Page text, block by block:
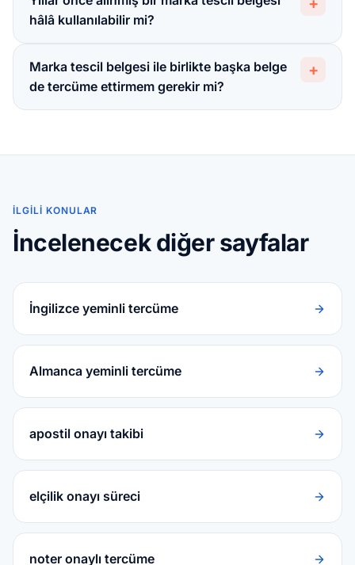
hâlâ kullanılabilir mi?
Marka tescil belgesi ile birlikte başka belge
de tercüme ettirmem gerekir mi?
+
İLGILI KONULAR
İncelenecek diğer sayfalar
İngilizce yeminli tercüme
Almanca yeminli tercüme
apostil onayı takibi
elçilik onayı süreci
noter onaylı tercüme